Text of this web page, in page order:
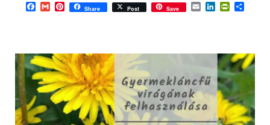
Facebook
GmailPinterest
Share Post Save EmailLinkedIn